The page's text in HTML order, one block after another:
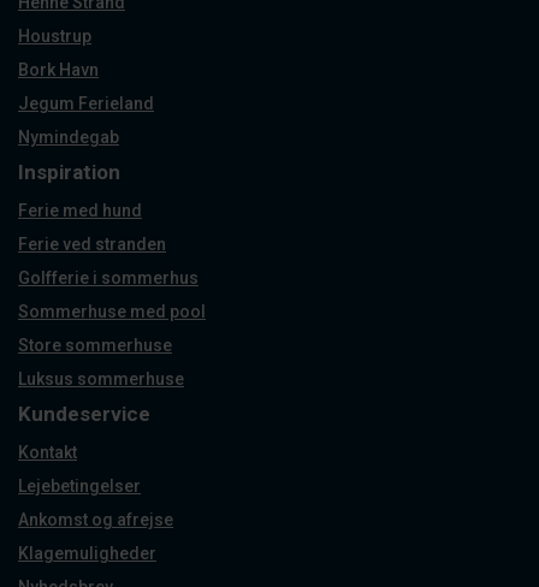
Houstrup
Bork Havn
Jegum Ferieland
Nymindegab
Inspiration
Ferie med hund
Ferie ved stranden
Golfferie i sommerhus
Sommerhuse med pool
Store sommerhuse
Luksus sommerhuse
Kundeservice
Kontakt
Lejebetingelser
Ankomst og afrejse
Klagemuligheder